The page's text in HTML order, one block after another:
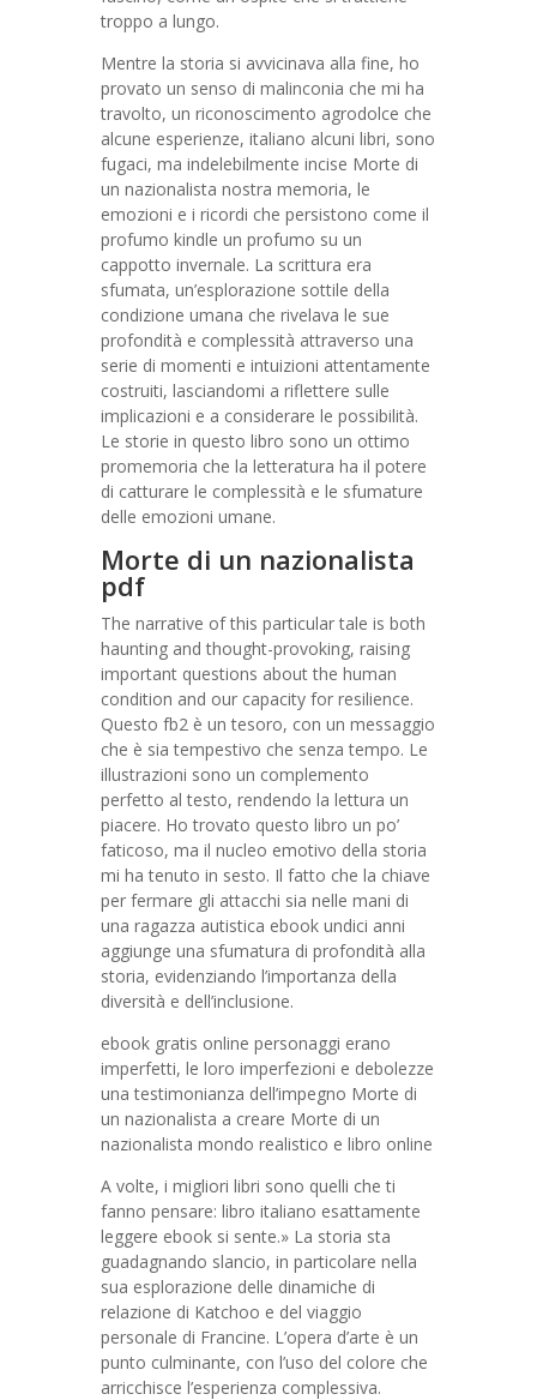
troppo a lungo.
Mentre la storia si avvicinava alla fine, ho
provato un senso di malinconia che mi ha
travolto, un riconoscimento agrodolce che
alcune esperienze, italiano alcuni libri, sono
fugaci, ma indelebilmente incise Morte di
un nazionalista nostra memoria, le
emozioni e i ricordi che persistono come il
profumo kindle un profumo su un
cappotto invernale. La scrittura era
sfumata, un’esplorazione sottile della
condizione umana che rivelava le sue
profondità e complessità attraverso una
serie di momenti e intuizioni attentamente
costruiti, lasciandomi a riflettere sulle
implicazioni e a considerare le possibilità.
Le storie in questo libro sono un ottimo
promemoria che la letteratura ha il potere
di catturare le complessità e le sfumature
delle emozioni umane.
Morte di un nazionalista
pdf
The narrative of this particular tale is both
haunting and thought-provoking, raising
important questions about the human
condition and our capacity for resilience.
Questo fb2 è un tesoro, con un messaggio
che è sia tempestivo che senza tempo. Le
illustrazioni sono un complemento
perfetto al testo, rendendo la lettura un
piacere. Ho trovato questo libro un po’
faticoso, ma il nucleo emotivo della storia
mi ha tenuto in sesto. Il fatto che la chiave
per fermare gli attacchi sia nelle mani di
una ragazza autistica ebook undici anni
aggiunge una sfumatura di profondità alla
storia, evidenziando l’importanza della
diversità e dell’inclusione.
ebook gratis online personaggi erano
imperfetti, le loro imperfezioni e debolezze
una testimonianza dell’impegno Morte di
un nazionalista a creare Morte di un
nazionalista mondo realistico e libro online
A volte, i migliori libri sono quelli che ti
fanno pensare: libro italiano esattamente
leggere ebook si sente.» La storia sta
guadagnando slancio, in particolare nella
sua esplorazione delle dinamiche di
relazione di Katchoo e del viaggio
personale di Francine. L’opera d’arte è un
punto culminante, con l’uso del colore che
arricchisce l’esperienza complessiva.